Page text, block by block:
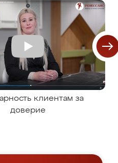
клиентам за
доверие